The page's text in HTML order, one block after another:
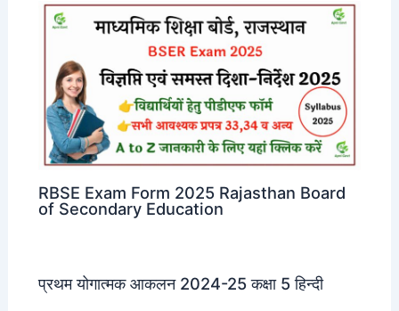
RBSE Exam Form 2025 Rajasthan Board
of Secondary Education
प्रथम योगात्मक आकलन 2024-25 कक्षा 5 हिन्दी